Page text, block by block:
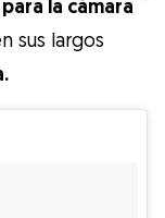
la cámara
sus largos